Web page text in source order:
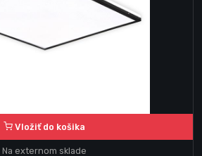
Vložiť do košika
Na externom sklade